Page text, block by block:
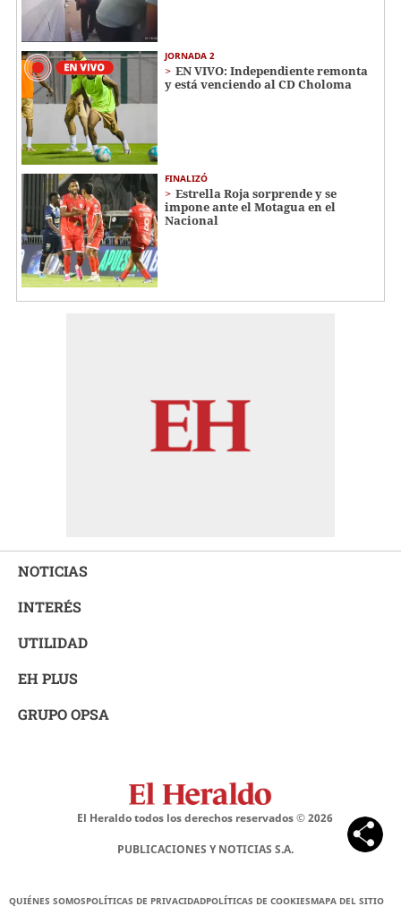
JORNADA 2
EN VIVO: Independiente remonta
y está venciendo al CD Choloma
FINALIZÓ
Estrella Roja sorprende y se
impone ante el Motagua en el
Nacional
NOTICIAS
INTERÉS
UTILIDAD
EH PLUS
GRUPO OPSA
El Heraldo todos los derechos reservados ©2026
PUBLICACIONES Y NOTICIAS S.A.
QUIÉNES SOMOSPOLÍTICAS DE PRIVACIDADPOLÍTICAS DE COOKIESMAPA DEL SITIO